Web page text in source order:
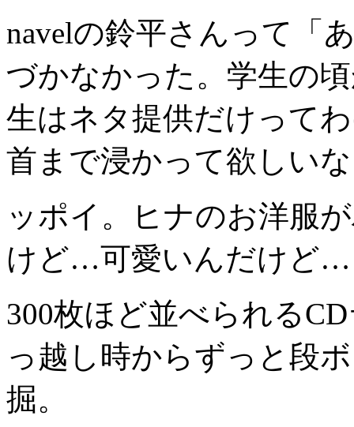
navelの鈴平さんって「
づかなかった。学生の
生はネタ提供だけって
首まで浸かって欲しい
ッポイ。ヒナのお洋服
けど…可愛いんだけど…
300枚ほど並べられる
っ越し時からずっと段
掘。